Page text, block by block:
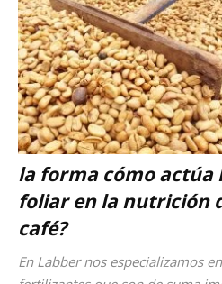
la forma cómo actúa
foliar en la nutrición
café?
En Labber nos especializamos